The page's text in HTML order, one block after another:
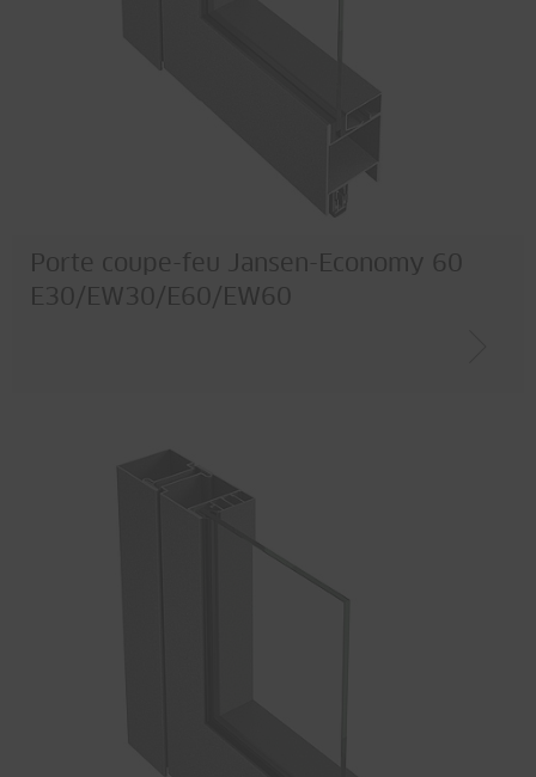
Porte coupe-feu Jansen-Economy 60
E30/EW30/E60/EW60